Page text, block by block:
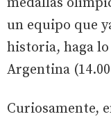
un equipo que
historia, haga
Argentina
Curiosamente,